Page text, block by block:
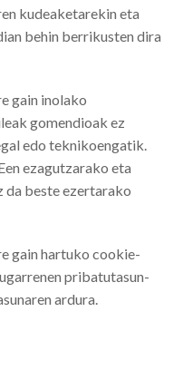
kudeaketarekin eta
behin berrikusten dira
gain inolako
gomendioak ez
edo teknikoengatik.
ezagutzarako eta
da beste ezertarako
gain hartuko cookie-
pribatutasun-
ardura.